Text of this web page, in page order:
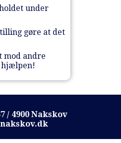
under
gøre at det
mod andre
hjælpen!
/ 4900 Nakskov